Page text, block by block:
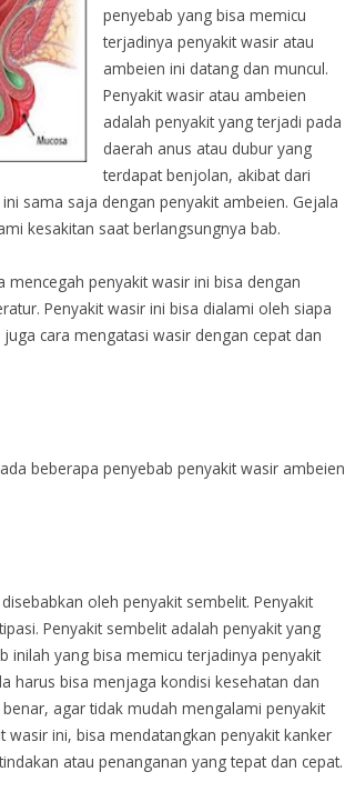
penyebab yang bisa memicu
terjadinya penyakit wasir atau
ambeien ini datang dan muncul.
Penyakit wasir atau ambeien
adalah penyakit yang terjadi pada
daerah anus atau dubur yang
terdapat benjolan, akibat dari
sama saja dengan penyakit ambeien. Gejala
kesakitan saat berlangsungnya bab.
penyakit wasir ini bisa dengan
Penyakit wasir ini bisa dialami oleh siapa
cara mengatasi wasir dengan cepat dan
beberapa penyebab penyakit wasir ambeien
oleh penyakit sembelit. Penyakit
Penyakit sembelit adalah penyakit yang
inilah yang bisa memicu terjadinya penyakit
harus bisa menjaga kondisi kesehatan dan
agar tidak mudah mengalami penyakit
wasir ini, bisa mendatangkan penyakit kanker
atau penanganan yang tepat dan cepat.